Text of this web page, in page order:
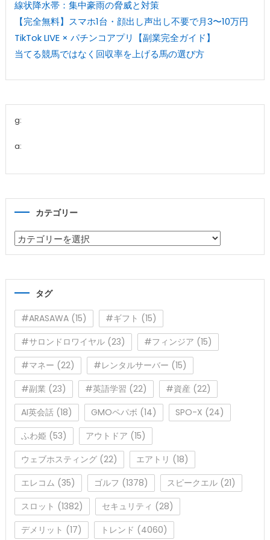
線状降水帯：集中豪雨の脅威と対策
【完全無料】スマホ1台・顔出し声出し不要で月3〜10万円
TikTok LIVE × パチンコアプリ【副業完全ガイド】
当てる競馬ではなく回収率を上げる馬の選び方
g:
a:
カテゴリー
カ
テ
タグ
#ARASAWA(15) #ギフト (15)
#サロンドロワイヤル(23) #フィンジア (15)
#マネー (22) #レンタルサーバー (15)
#副業 (23) #英語学習 (22) #資産 (22)
AI英会話(18) GMOペパボ (14) SPO-X (24)
ふわ姫 (53) アウトドア (15)
ウェブホスティング(22) エアトリ (18)
エレコム (35) ゴルフ (1378) スピークエル(21)
スロット (1382) セキュリティ (28)
デメリット (17) トレンド (4060)